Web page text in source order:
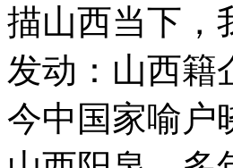
描山西当下，
发动：山西籍
今中国家喻户